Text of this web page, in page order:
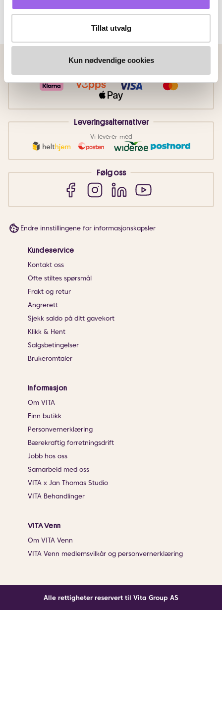
Tillat utvalg
Kun nødvendige cookies
Betalingsmetoder
FakturaVippsKortbetaling
Leveringsalternativer
Vi leverer med
Følg oss
Endre innstillingene for informasjonskapsler
Kundeservice
Kontakt oss
Ofte stiltes spørsmål
Frakt og retur
Angrerett
Sjekk saldo på ditt gavekort
Klikk & Hent
Salgsbetingelser
Brukeromtaler
Informasjon
Om VITA
Finn butikk
Personvernerklæring
Bærekraftig forretningsdrift
Jobb hos oss
Samarbeid med oss
VITA x Jan Thomas Studio
VITA Behandlinger
VITA Venn
Om VITA Venn
VITA Venn medlemsvilkår og personvernerklæring
Alle rettigheter reservert til Vita Group AS